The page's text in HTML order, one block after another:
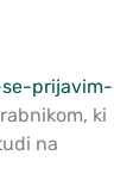
prijavim-
ki
na